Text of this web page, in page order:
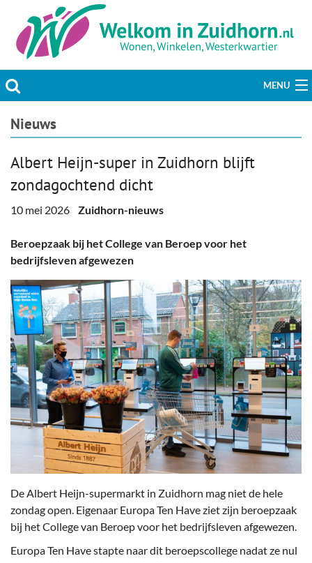
MENU
Actueel
Welzijn & Maatschappij
Bedrijven
Prikbord & Aanbiedingen
Plaats bericht
Nieuws
Albert Heijn-super in Zuidhorn blijft
zondagochtend dicht
10 mei 2026 Zuidhorn-nieuws
Beroepzaak bij het College van Beroep voor het
bedrijfsleven afgewezen
De Albert Heijn-supermarkt in Zuidhorn mag niet de hele
zondag open. Eigenaar Europa Ten Have ziet zijn beroepzaak
bij het College van Beroep voor het bedrijfsleven afgewezen.
Europa Ten Have stapte naar dit beroepscollege nadat ze nul